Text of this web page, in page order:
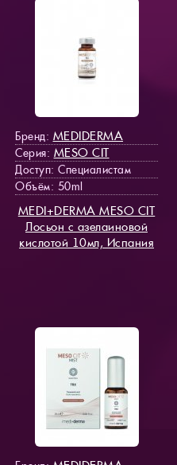
Бренд: MEDIDERMA
Серия: MESO СIT
Доступ: Специалистам
Объём: 50ml
MEDI+DERMA MESO СIT
Лосьон с азелаиновой
кислотой 10мл, Испания